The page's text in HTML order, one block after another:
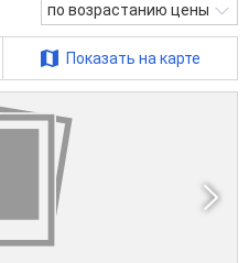
по возрастанию цены
Показать на карте